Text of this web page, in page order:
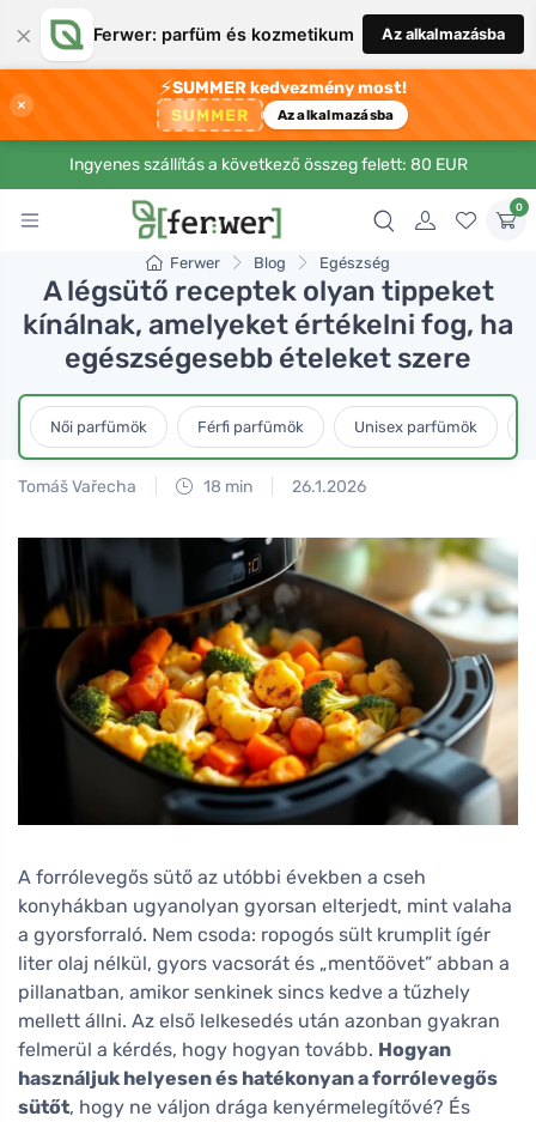
× Ferwer: parfüm és kozmetikum Az alkalmazásba
×
⚡SUMMER kedvezmény most!
SUMMER Az alkalmazásba
Ingyenes szállítás a következő összeg felett: 80 EUR
0
Ferwer Blog Egészség
A légsütő receptek olyan tippeket
kínálnak, amelyeket értékelni fog, ha
egészségesebb ételeket szere
Női parfümök Férfi parfümök Unisex parfümök
Tomáš Vařecha 18 min 26.1.2026
A forrólevegős sütő az utóbbi években a cseh
konyhákban ugyanolyan gyorsan elterjedt, mint valaha
a gyorsforraló. Nem csoda: ropogós sült krumplit ígér
liter olaj nélkül, gyors vacsorát és „mentőövet” abban a
pillanatban, amikor senkinek sincs kedve a tűzhely
mellett állni. Az első lelkesedés után azonban gyakran
felmerül a kérdés, hogy hogyan tovább. Hogyan
használjuk helyesen és hatékonyan a forrólevegős
sütőt, hogy ne váljon drága kenyérmelegítővé? És